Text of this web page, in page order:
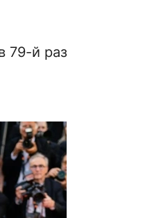
79-й раз